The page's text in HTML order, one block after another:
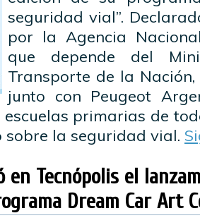
seguridad vial”.
por la Agencia
que depende del
Transporte de la Nación,
junto con Peugeot
escuelas primarias de
sobre la seguridad vial.
en Tecnópolis el
Dream Car Art